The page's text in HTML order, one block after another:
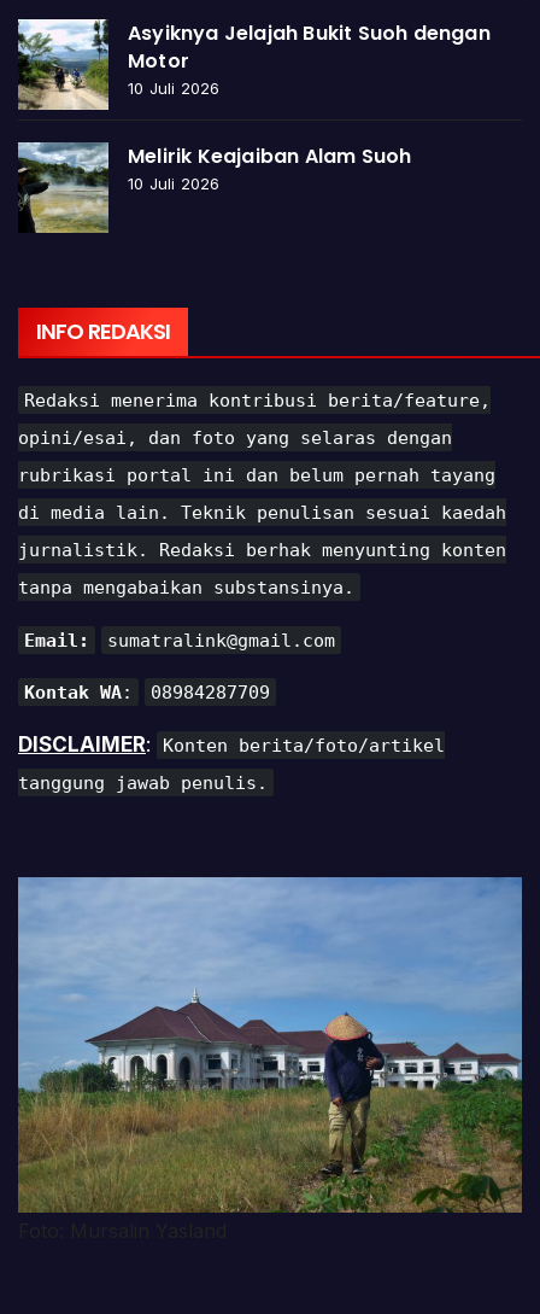
Asyiknya Jelajah Bukit Suoh dengan
Motor
10 Juli 2026
Melirik Keajaiban Alam Suoh
10 Juli 2026
INFO REDAKSI
Redaksi menerima kontribusi berita/feature,
opini/esai, dan foto yang selaras dengan
rubrikasi portal ini dan belum pernah tayang
di media lain. Teknik penulisan sesuai kaedah
jurnalistik. Redaksi berhak menyunting konten
tanpa mengabaikan substansinya.
Email: sumatralink@gmail.com
Kontak WA: 08984287709
DISCLAIMER:
Konten berita/foto/artikel
tanggung jawab penulis.